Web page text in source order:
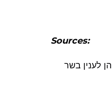
Sources:
לענין בשר